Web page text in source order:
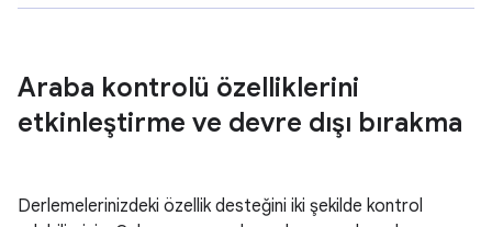
Araba kontrolü özelliklerini
etkinleştirme ve devre dışı bırakma
Derlemelerinizdeki özellik desteğini iki şekilde kontrol